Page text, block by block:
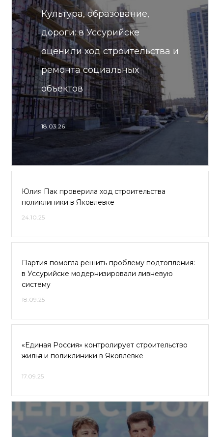
Культура, образование,
дороги: в Уссурийске
оценили ход строительства и
ремонта социальных
объектов
18.03.26
Юлия Пак проверила ход строительства
поликлиники в Яковлевке
24.10.25
Партия помогла решить проблему подтопления:
в Уссурийске модернизировали ливневую
систему
18.09.25
«Единая Россия» контролирует строительство
жилья и поликлиники в Яковлевке
17.09.25